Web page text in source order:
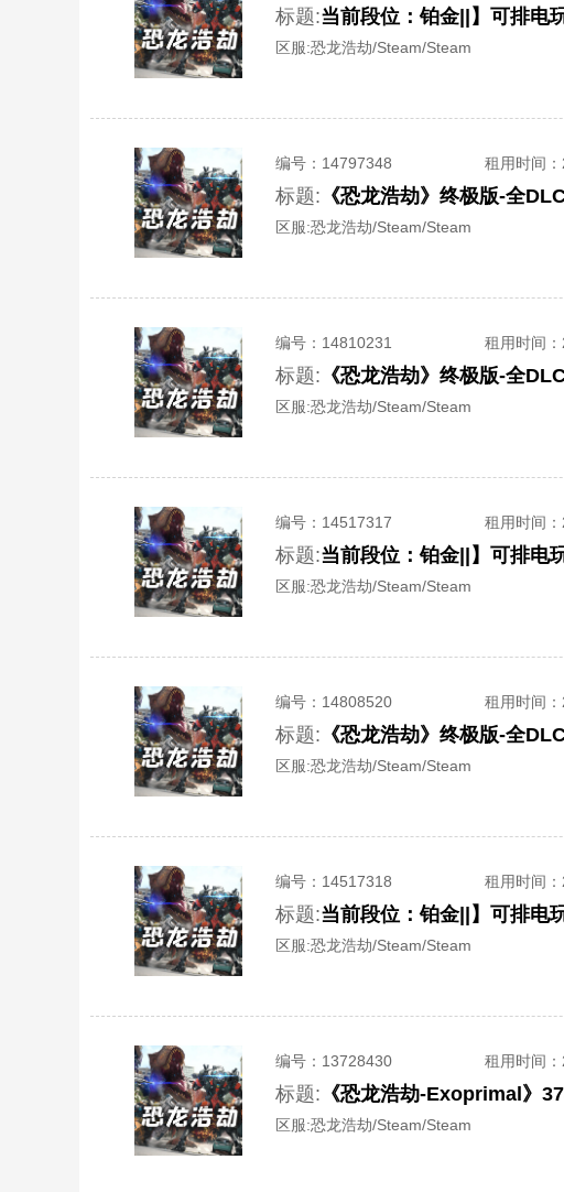
标题:当前段位：铂金||】可排电
区服:恐龙浩劫/Steam/Steam
编号： 14797348 租用时间
标题: 《恐龙浩劫》终极版-全
区服:恐龙浩劫/Steam/Steam
编号： 14810231 租用时间
标题: 《恐龙浩劫》终极版-全
区服:恐龙浩劫/Steam/Steam
编号： 14517317 租用时间
标题:当前段位：铂金||】可排电
区服:恐龙浩劫/Steam/Steam
编号： 14808520 租用时间
标题: 《恐龙浩劫》终极版-全
区服:恐龙浩劫/Steam/Steam
编号： 14517318 租用时间
标题:当前段位：铂金||】可排电
区服:恐龙浩劫/Steam/Steam
编号： 13728430 租用时间
标题: 《恐龙浩劫-Exoprimal》
区服:恐龙浩劫/Steam/Steam